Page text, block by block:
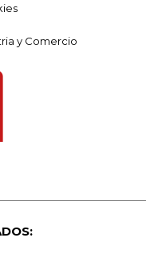
y Comercio